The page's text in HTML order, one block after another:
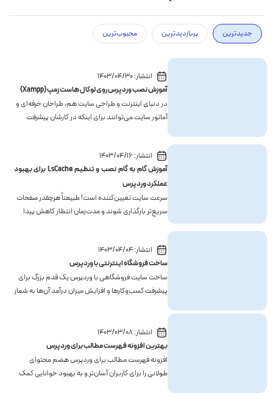
جدیدترین پربازدیدترین محبوب‌ترین
انتشار:1403/04/30
آموزش نصب وردپرس روی لوکال هاست زمپ (Xampp)
در دنیای اینترنت و طراحی سایت هم، طراحان حرفه‌ای و
آماتور سایت می‌توانند برای اینکه در کارشان پیشرفت
کنند، از فضای شبیه‌سازی شده‌ای بهره ببرند که اصطلاحا
فضا برای مرحله پیش از عرضه یک سایت استفاد...
انتشار: 1403/04/16
آموزش گام به گام نصب و تنظیم LsCache برای بهبود
عملکرد وردپرس
سرعت سایت تعیین‌کننده است! طبیعتاً هرچقدر صفحات
سریع‌تر بارگذاری شوند و مدت‌زمان انتظار کاهش پیدا
PageSpeed Insights به سایت‌های وردپرسی پیشنهاد
...
انتشار:1403/04/04
ساخت فروشگاه اینترنتی با وردپرس
ساخت سایت فروشگاهی با وردپرس یک قدم بزرگ برای
پیشرفت کسب‌وکارها و افزایش میزان درآمد آن‌ها به شمار
می‌آید. در دنیایی که دیگر کسب‌وکارهای سنتی ارزش و
اهمیت گذشته را ندارند، باید با اتخاذ استراتژی‌های
مختلف به دنیای اینترنت وارد شوید و کسب‌وکار خود را
...
انتشار:1403/03/08
بهترین افزونه فهرست مطالب برای وردپرس
افزونه فهرست مطالب برای وردپرس هضم محتوای
طولانی را برای کاربران آسان‌تر و به بهبود خوانایی کمک
می‌کند، زیرا به آنها اجازه می‌دهد به هر بخش از یک